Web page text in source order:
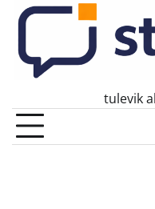
Skip
content
tulevik